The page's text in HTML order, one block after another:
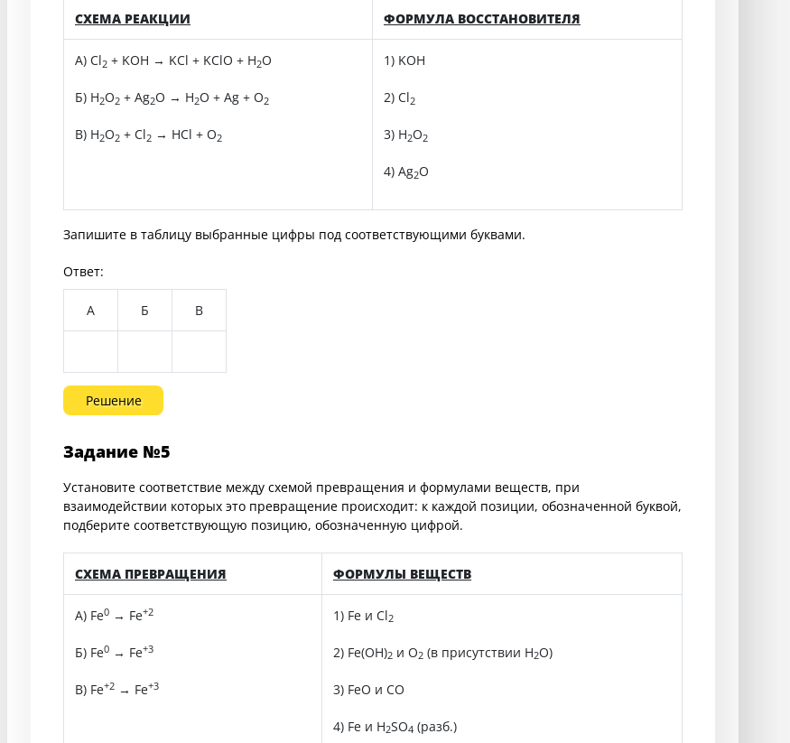
СХЕМА РЕАКЦИИ ФОРМУЛА ВОССТАНОВИТЕЛЯ
А) Cl2 + KOH → KCl + KClO + H2O
Б) H2O2 + Ag2O → H2O + Ag + O2
В) H2O2 + Cl2 → HCl + O2
1) KOH
2) Cl2
3) H2O2
4) Ag2O
Запишите в таблицу выбранные цифры под соответствующими буквами.
Ответ:
А Б В
Решение
Задание №5
Установите соответствие между схемой превращения и формулами веществ, при
взаимодействии которых это превращение происходит: к каждой позиции, обозначенной буквой,
подберите соответствующую позицию, обозначенную цифрой.
СХЕМА ПРЕВРАЩЕНИЯ ФОРМУЛЫ ВЕЩЕСТВ
А) Fe0 → Fe+2
Б) Fe0 → Fe+3
В) Fe+2 → Fe+3
1) Fe и Cl2
2) Fe(OH)2 и O2 (в присутствии H2O)
3) FeO и CO
4) Fe и H2SO4 (разб.)